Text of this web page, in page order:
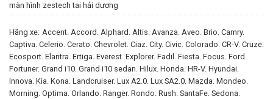
màn hình zestech tai hải dương
Hãng xe: Accent. Accord. Alphard. Altis. Avanza. Aveo. Brio. Camry.
Captiva. Celerio. Cerato. Chevrolet. Ciaz. City. Civic. Colorado. CR-V. Cruze.
Ecosport. Elantra. Ertiga. Everest. Explorer. Fadil. Fiesta. Focus. Ford.
Fortuner. Grand i10. Grand i10 sedan. Hilux. Honda. HR-V. Hyundai.
Innova. Kia. Kona. Landcruiser. Lux A2.0. Lux SA2.0. Mazda. Mondeo.
Morning. Optima. Orlando. Ranger. Rondo. Rush. SantaFe. Sedona.